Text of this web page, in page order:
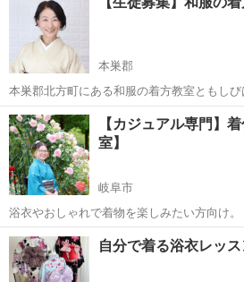
マンツーマンまたは少人数によるレッスンで
ようになります。また、振袖、訪問着...
本巣郡
本巣郡北方町にある和服の着方教室ともしび
別レッスンの教室です。着物等の販売や展
ありません。 楽しくご自分のペースで、ご
て学んでいただけます。 足りない...
岐阜 本巣郡 貸し
【カジュアル専門】
室】
岐阜市
浴衣やおしゃれで着物を楽しみたい方向け。
まで）で着付けを教えられます。 【流れ】 1.希望日時と内容をメール
にてご連絡ください。 2.日程調整完了で申
来...
岐阜 岐阜市 着付け 個人
自分で着る浴衣レッス